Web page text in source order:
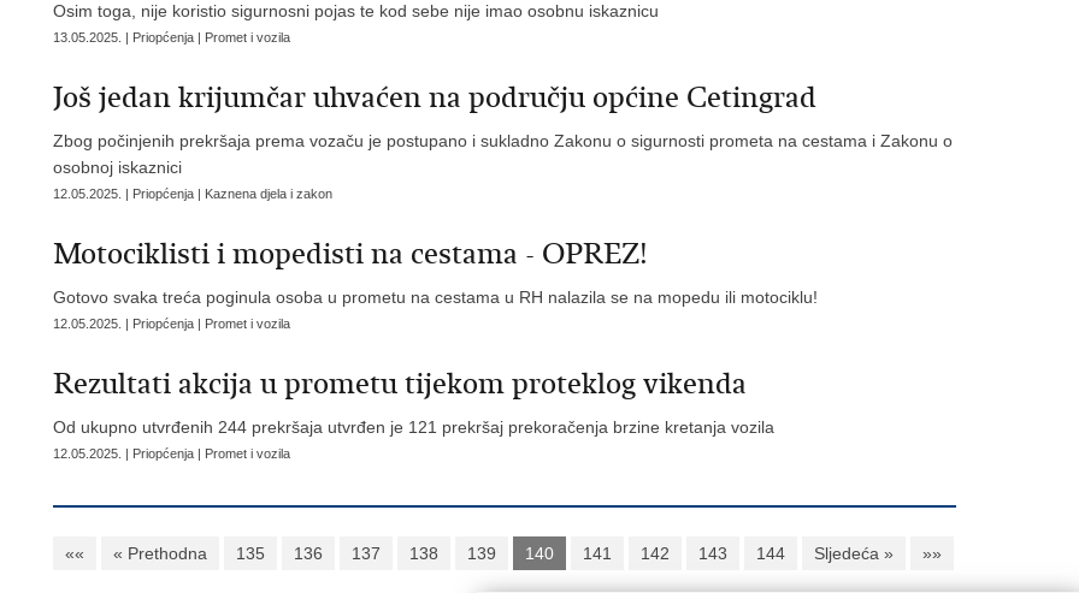
Osim toga, nije koristio sigurnosni pojas te kod sebe nije imao osobnu iskaznicu
13.05.2025. | Priopćenja | Promet i vozila
Još jedan krijumčar uhvaćen na području općine Cetingrad
Zbog počinjenih prekršaja prema vozaču je postupano i sukladno Zakonu o sigurnosti prometa na cestama i Zakonu o
osobnoj iskaznici
12.05.2025. | Priopćenja | Kaznena djela i zakon
Motociklisti i mopedisti na cestama - OPREZ!
Gotovo svaka treća poginula osoba u prometu na cestama u RH nalazila se na mopedu ili motociklu!
12.05.2025. | Priopćenja | Promet i vozila
Rezultati akcija u prometu tijekom proteklog vikenda
Od ukupno utvrđenih 244 prekršaja utvrđen je 121 prekršaj prekoračenja brzine kretanja vozila
12.05.2025. | Priopćenja | Promet i vozila
«« « Prethodna 135 136 137 138 139 140 141 142 143 144 Sljedeća » »»